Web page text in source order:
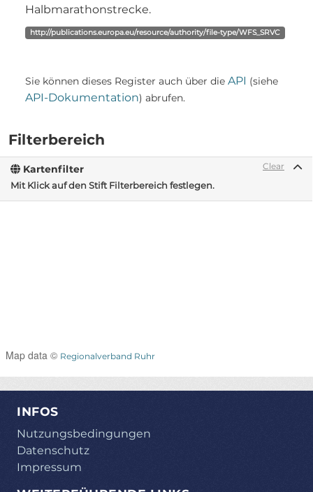
Filterbereich
Clear
Kartenfilter
Mit Klick auf den Stift Filterbereich festlegen.
Map data © Regionalverband Ruhr
Halbmarathonstrecke.
http://publications.europa.eu/resource/authority/file-type/WFS_SRVC
Sie können dieses Register auch über die API (siehe
API-Dokumentation) abrufen.
INFOS
Nutzungsbedingungen
Datenschutz
Impressum